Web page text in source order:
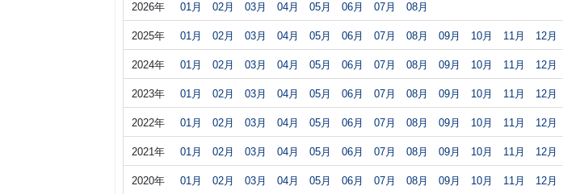
2026年 01月 02月 03月 04月 05月 06月 07月 08月
2025年 01月 02月 03月 04月 05月 06月 07月 08月 09月 10月 11月 12月
2024年 01月 02月 03月 04月 05月 06月 07月 08月 09月 10月 11月 12月
2023年 01月 02月 03月 04月 05月 06月 07月 08月 09月 10月 11月 12月
2022年 01月 02月 03月 04月 05月 06月 07月 08月 09月 10月 11月 12月
2021年 01月 02月 03月 04月 05月 06月 07月 08月 09月 10月 11月 12月
2020年 01月 02月 03月 04月 05月 06月 07月 08月 09月 10月 11月 12月